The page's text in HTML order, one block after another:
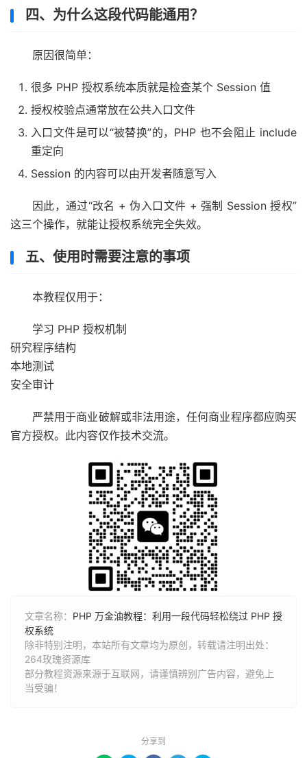
四、为什么这段代码能通用？
原因很简单：
很多 PHP 授权系统本质就是检查某个 Session 值
授权校验点通常放在公共入口文件
入口文件是可以“被替换”的，PHP 也不会阻止 include
重定向
Session 的内容可以由开发者随意写入
因此，通过“改名 + 伪入口文件 + 强制 Session 授权”
这三个操作，就能让授权系统完全失效。
五、使用时需要注意的事项
本教程仅用于：
学习 PHP 授权机制
研究程序结构
本地测试
安全审计
严禁用于商业破解或非法用途，任何商业程序都应购买
官方授权。此内容仅作技术交流。
文章名称： PHP 万金油教程：利用一段代码轻松绕过 PHP 授
权系统
除非特别注明，本站所有文章均为原创，转载请注明出处：
264玫瑰资源库
部分教程资源来源于互联网，请谨慎辨别广告内容，避免上
当受骗！
分享到